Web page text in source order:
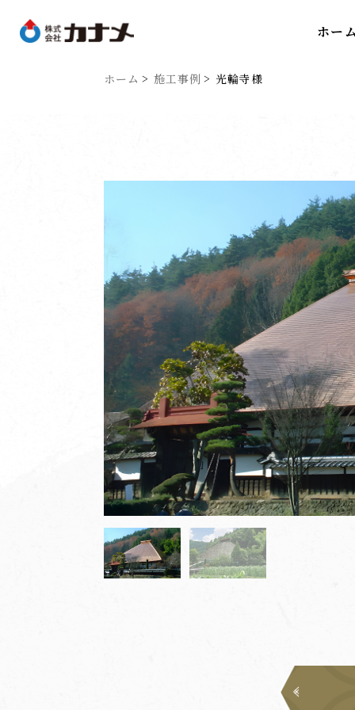
ホー
ホーム 施工事例 光輪寺様